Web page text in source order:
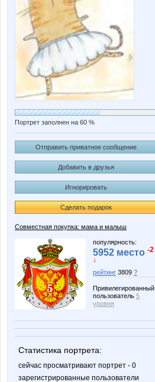
Портрет заполнен на 60 %
Отправить приватное сообщение
Добавить в друзья
Игнорировать
Сделать подарок
Совместная покупка: мама и малыш
популярность:
5952 место -2
↓
рейтинг 3809 ?
Привилегированный
пользователь 5
уровня
Статистика портрета:
сейчас просматривают портрет - 0
зарегистрированные пользователи